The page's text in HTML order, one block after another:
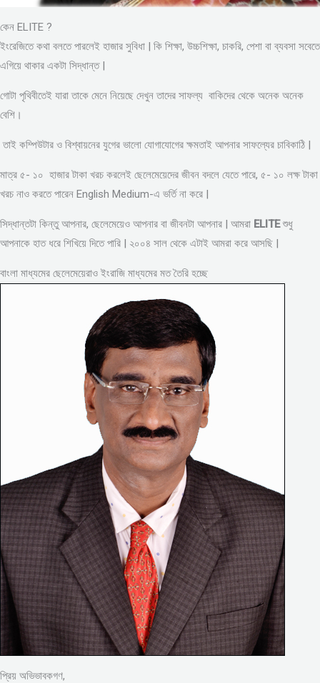
কেন ELITE ?
ইংরেজিতে কথা বলতে পারলেই হাজার সুবিধা | কি শিক্ষা, উচ্চশিক্ষা, চাকরি, পেশা বা ব্যবসা সবেতে
এগিয়ে থাকার একটা সিদ্ধান্ত |
গোটা পৃথিবীতেই যারা তাকে মেনে নিয়েছে দেখুন তাদের সাফল্য বাকিদের থেকে অনেক অনেক
বেশি।
তাই কম্পিউটার ও বিশ্বায়নের যুগের ভালো যোগাযোগের ক্ষমতাই আপনার সাফল্যের চাবিকাঠি |
মাত্র ৫- ১০ হাজার টাকা খরচ করলেই ছেলেমেয়েদের জীবন বদলে যেতে পারে, ৫- ১০ লক্ষ টাকা
খরচ নাও করতে পারেন English Medium-এ ভর্তি না করে |
সিদ্ধান্তটা কিন্তু আপনার, ছেলেমেয়েও আপনার বা জীবনটা আপনার | আমরা ELITEশুধু
আপনাকে হাত ধরে শিখিয়ে দিতে পারি | ২০০৪ সাল থেকে এটাই আমরা করে আসছি |
বাংলা মাধ্যমের ছেলেমেয়েরাও ইংরাজি মাধ্যমের মত তৈরি হচ্ছে
প্রিয় অভিভাবকগণ,